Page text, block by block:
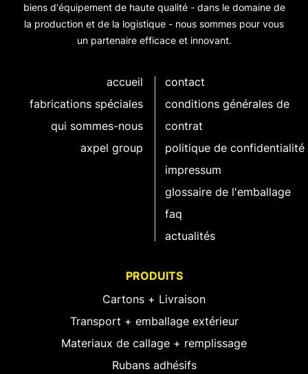
biens d'équipement de haute qualité - dans le domaine de
la production et de la logistique - nous sommes pour vous
un partenaire efficace et innovant.
accueil
fabrications spéciales
qui sommes-nous
axpel group
contact
conditions générales de
contrat
politique de confidentialité
impressum
glossaire de l'emballage
faq
actualités
PRODUITS
Cartons + Livraison
Transport + emballage extérieur
Materiaux de callage + remplissage
Rubans adhésifs